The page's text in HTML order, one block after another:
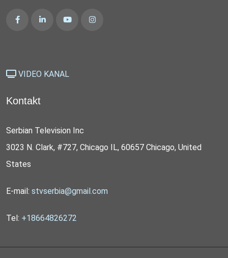
VIDEO KANAL
Kontakt
Serbian Television Inc
3023 N. Clark, #727, Chicago IL, 60657 Chicago, United
States
E-mail: stvserbia@gmail.com
Tel: +18664826272